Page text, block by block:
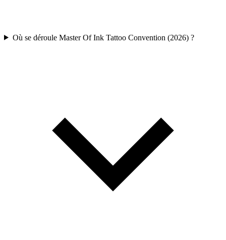
Où se déroule Master Of Ink Tattoo Convention (2026) ?